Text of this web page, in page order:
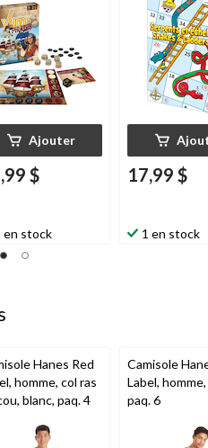
Ajouter
$
en stock
17,99 $
1 en stock
Hanes Red
homme, col ras
blanc, paq. 4
Camisole
Label,
paq. 6